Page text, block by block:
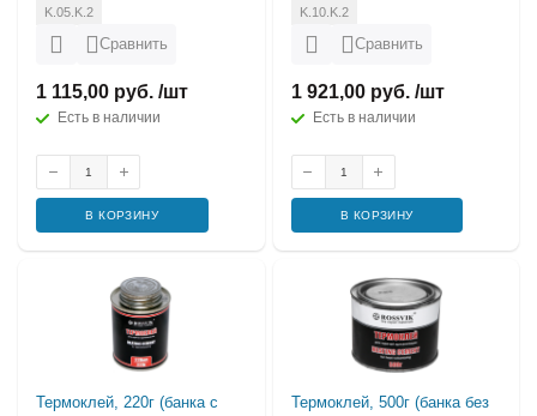
K.05.K.2
Сравнить
1 115,00 руб. /шт
Есть в наличии
В КОРЗИНУ
K.10.K.2
Сравнить
1 921,00 руб. /шт
Есть в наличии
В КОРЗИНУ
Термоклей, 220г (банка с
Термоклей, 500г (банка без